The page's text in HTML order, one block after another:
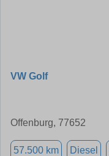
VW Golf
Offenburg, 77652
57.500 km Diesel